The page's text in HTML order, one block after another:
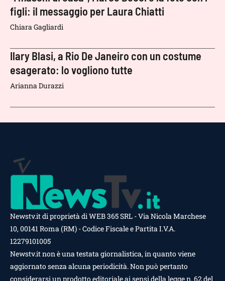
figli: il messaggio per Laura Chiatti
Chiara Gagliardi
Ilary Blasi, a Rio De Janeiro con un costume
esagerato: lo vogliono tutte
Arianna Durazzi
Newstv.it di proprietà di WEB 365 SRL - Via Nicola Marchese
10, 00141 Roma (RM) - Codice Fiscale e Partita I.V.A.
12279101005
Newstv.it non è una testata giornalistica, in quanto viene
aggiornato senza alcuna periodicità. Non può pertanto
considerarsi un prodotto editoriale ai sensi della legge n. 62 del